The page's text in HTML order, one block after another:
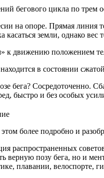
бегового цикла по трем
на опоре. Прямая
земли, однако
к движению положением
в состоянии
бега? Сосредоточенно.
быстро и без особых
более подробно и
распространенных
верную позу бега, но и
плавании, велоспорте,